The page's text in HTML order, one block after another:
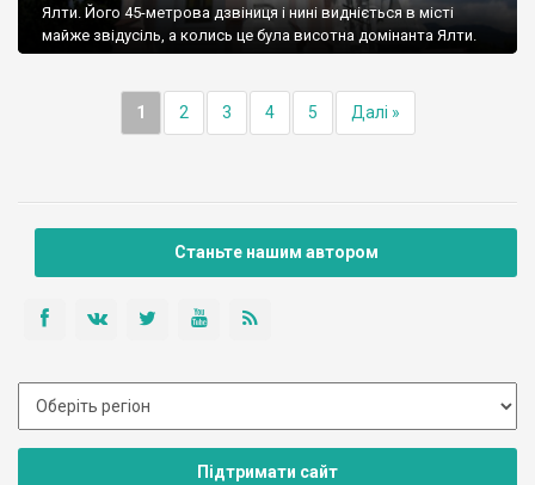
Ялти. Його 45-метрова дзвіниця і нині видніється в місті
майже звідусіль, а колись це була висотна домінанта Ялти.
1 2 3 4 5 Далі »
Станьте нашим автором
Підтримати сайт